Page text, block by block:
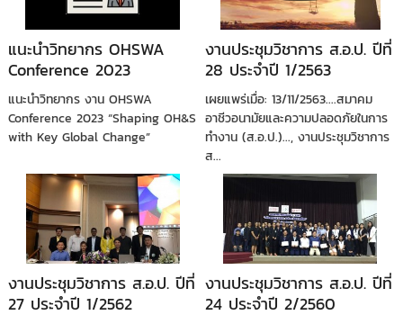
แนะนำวิทยากร OHSWA
Conference 2023
แนะนำวิทยากร งาน OHSWA
Conference 2023 “Shaping OH&S
with Key Global Change”
งานประชุมวิชาการ ส.อ.ป. ปีที่
28 ประจำปี 1/2563
เผยแพร่เมื่อ: 13/11/2563....สมาคม
อาชีวอนามัยและความปลอดภัยในการ
ทำงาน (ส.อ.ป.)..., งานประชุมวิชาการ
ส...
งานประชุมวิชาการ ส.อ.ป. ปีที่
27 ประจำปี 1/2562
งานประชุมวิชาการ ส.อ.ป. ปีที่
24 ประจำปี 2/2560